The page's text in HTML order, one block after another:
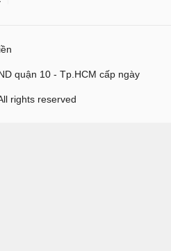
quận 10 - Tp.HCM cấp ngày
rights reserved